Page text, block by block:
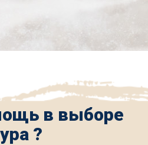
в выборе
?